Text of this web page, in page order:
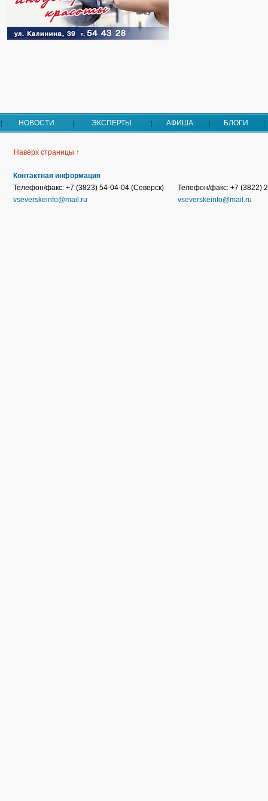
НОВОСТИ ЭКСПЕРТЫ АФИША БЛОГИ
Наверх страницы ↑
Контактная информация
Телефон/факс: +7 (3823) 54-04-04 (Северск)
vseverskeinfo@mail.ru
Телефон/факс: +7 (3822)
vseverskeinfo@mail.ru